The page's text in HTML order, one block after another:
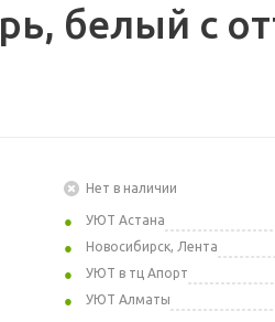
белый с
Нет в наличии
УЮТ Астана
Новосибирск, Лента
УЮТ в тц Апорт
УЮТ Алматы